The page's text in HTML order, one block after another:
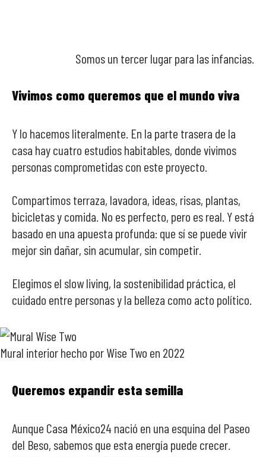
Somos un tercer lugar para las infancias.
Vivimos como queremos que el mundo viva
Y lo hacemos literalmente. En la parte trasera de la
casa hay cuatro estudios habitables, donde vivimos
personas comprometidas con este proyecto.
Compartimos terraza, lavadora, ideas, risas, plantas,
bicicletas y comida. No es perfecto, pero es real. Y está
basado en una apuesta profunda: que sí se puede vivir
mejor sin dañar, sin acumular, sin competir.
Elegimos el slow living, la sostenibilidad práctica, el
cuidado entre personas y la belleza como acto político.
Mural interior hecho por Wise Two en 2022
Queremos expandir esta semilla
Aunque Casa México24 nació en una esquina del Paseo
del Beso, sabemos que esta energía puede crecer.